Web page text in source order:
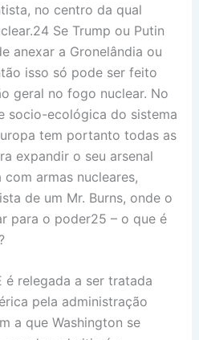
no centro da qual
Se Trump ou Putin
anexar a Gronelândia ou
isso só pode ser feito
geral no fogo nuclear. No
socio-ecológica do sistema
tem portanto todas as
expandir o seu arsenal
com armas nucleares,
de um Mr. Burns, onde o
para o poder25 – o que é
é relegada a ser tratada
pela administração
a que Washington se